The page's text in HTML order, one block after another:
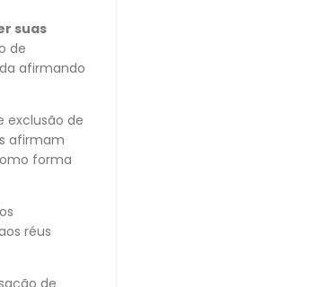
suas
de
afirmando
exclusão de
afirmam
forma
réus
de